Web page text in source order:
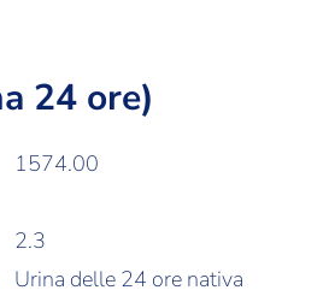
24 ore)
1574.00
2.3
Urina delle 24 ore nativa